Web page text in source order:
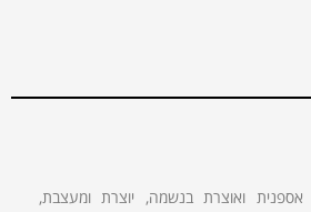
ואוצרת בנשמה, יוצרת ומעצבת,